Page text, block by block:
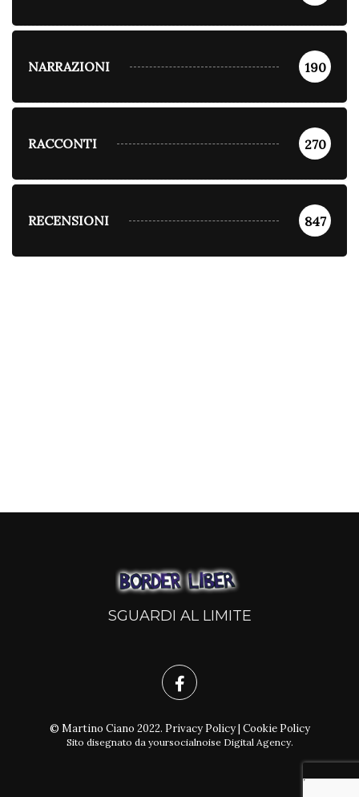
NARRAZIONI 190
RACCONTI 270
RECENSIONI 847
SGUARDI AL LIMITE
© Martino Ciano 2022. Privacy Policy| Cookie Policy
Sito disegnato da yoursocialnoise Digital Agency.